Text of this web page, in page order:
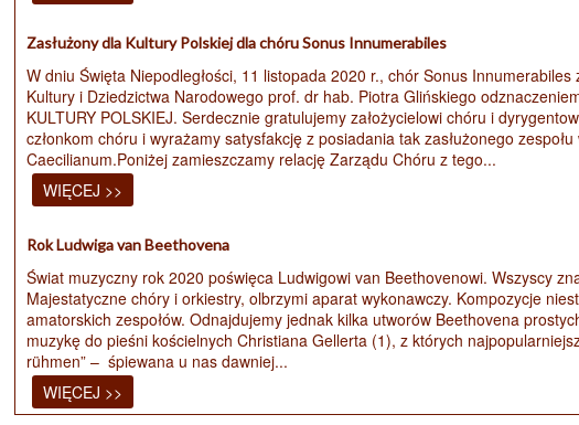
Zasłużony dla Kultury Polskiej dla chóru Sonus Innumerabiles
W dniu Święta Niepodległości, 11 listopada 2020 r., chór Sonus
Kultury i Dziedzictwa Narodowego prof. dr hab. Piotra Glińskiego
KULTURY POLSKIEJ. Serdecznie gratulujemy założycielowi chóru i
członkom chóru i wyrażamy satysfakcję z posiadania tak zasłużonego
Caecilianum.Poniżej zamieszczamy relację Zarządu Chóru z tego...
WIĘCEJ >>
Rok Ludwiga van Beethovena
Świat muzyczny rok 2020 poświęca Ludwigowi van Beethovenowi. Wszyscy
Majestatyczne chóry i orkiestry, olbrzymi aparat wykonawczy. Kompozycje
amatorskich zespołów. Odnajdujemy jednak kilka utworów Beethovena
muzykę do pieśni kościelnych Christiana Gellerta (1), z których
rühmen” – śpiewana u nas dawniej...
WIĘCEJ >>